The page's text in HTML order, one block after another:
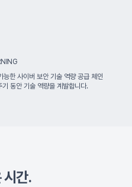
능한 사이버 보안 기술 역량 공급 체인
동안 기술 역량을 계발합니다.
시간.